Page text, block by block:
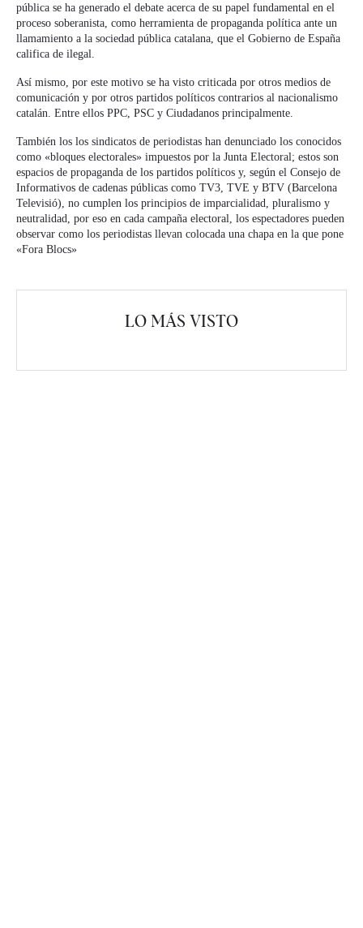
pública se ha generado el debate acerca de su papel fundamental en el
proceso soberanista, como herramienta de propaganda política ante un
llamamiento a la sociedad pública catalana, que el Gobierno de España
califica de ilegal.
Así mismo, por este motivo se ha visto criticada por otros medios de
comunicación y por otros partidos políticos contrarios al nacionalismo
catalán. Entre ellos PPC, PSC y Ciudadanos principalmente.
También los los sindicatos de periodistas han denunciado los conocidos
como «bloques electorales» impuestos por la Junta Electoral; estos son
espacios de propaganda de los partidos políticos y, según el Consejo de
Informativos de cadenas públicas como TV3, TVE y BTV (Barcelona
Televisió), no cumplen los principios de imparcialidad, pluralismo y
neutralidad, por eso en cada campaña electoral, los espectadores pueden
observar como los periodistas llevan colocada una chapa en la que pone
«Fora Blocs»
LO MÁS VISTO